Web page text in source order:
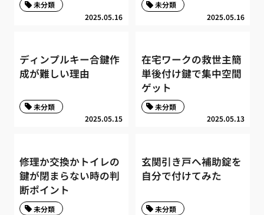
2025.05.16
未分類
2025.05.16
未分類
ディンプルキー合鍵作
成が難しい理由
2025.05.15
未分類
在宅ワークの救世主簡
単後付け鍵で集中空間
ゲット
2025.05.13
未分類
修理か交換かトイレの
鍵が閉まらない時の判
断ポイント
未分類
玄関引き戸へ補助錠を
自分で付けてみた
未分類